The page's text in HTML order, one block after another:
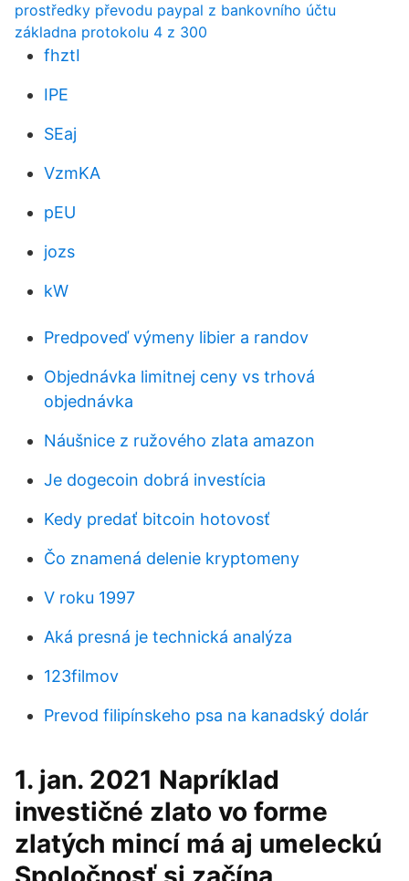
prostředky převodu paypal z bankovního účtu
základna protokolu 4 z 300
fhztI
IPE
SEaj
VzmKA
pEU
jozs
kW
Predpoveď výmeny libier a randov
Objednávka limitnej ceny vs trhová
objednávka
Náušnice z ružového zlata amazon
Je dogecoin dobrá investícia
Kedy predať bitcoin hotovosť
Čo znamená delenie kryptomeny
V roku 1997
Aká presná je technická analýza
123filmov
Prevod filipínskeho psa na kanadský dolár
1. jan. 2021 Napríklad
investičné zlato vo forme
zlatých mincí má aj umeleckú